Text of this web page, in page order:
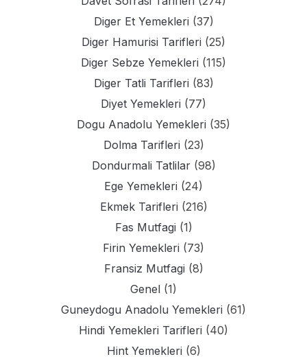
Diger Et Yemekleri (37)
Diger Hamurisi Tarifleri (25)
Diger Sebze Yemekleri (115)
Diger Tatli Tarifleri (83)
Diyet Yemekleri (77)
Dogu Anadolu Yemekleri (35)
Dolma Tarifleri (23)
Dondurmali Tatlilar(98)
Ege Yemekleri (24)
Ekmek Tarifleri (216)
Fas Mutfagi (1)
Firin Yemekleri (73)
Fransiz Mutfagi (8)
Genel (1)
Guneydogu Anadolu Yemekleri (61)
Hindi Yemekleri Tarifleri (40)
Hint Yemekleri (6)